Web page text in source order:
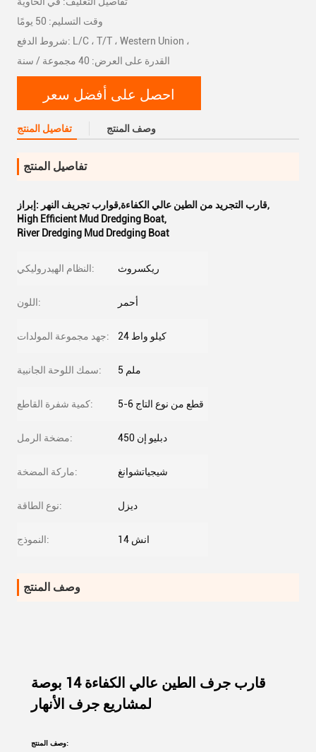
وقت التسليم: 50 يومًا
شروط الدفع: L/C ، T/T ، Western Union ،
القدرة على العرض: 40 مجموعة / سنة
احصل على أفضل سعر
تفاصيل المنتج وصف المنتج
تفاصيل المنتج
إبراز: قارب التجريد من الطين عالي الكفاءة,قوارب تجريف النهر,
High Efficient Mud Dredging Boat,
River Dredging Mud Dredging Boat
النظام الهيدروليكي: ريكسروث
اللون: أحمر
جهد مجموعة المولدات: 24 كيلو واط
سمك اللوحة الجانبية: 5 ملم
كمية شفرة القاطع: 5-6 قطع من نوع التاج
مضخة الرمل: دبليو إن 450
ماركة المضخة: شيجياتشوانغ
نوع الطاقة: ديزل
النموذج: 14 انش
وصف المنتج
قارب جرف الطين عالي الكفاءة 14 بوصة
لمشاريع جرف الأنهار
وصف المنتج: